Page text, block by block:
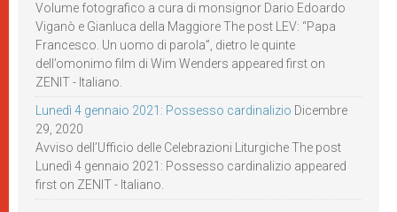
Volume fotografico a cura di monsignor Dario Edoardo
Viganò e Gianluca della Maggiore The post LEV: “Papa
Francesco. Un uomo di parola”, dietro le quinte
dell’omonimo film di Wim Wenders appeared first on
ZENIT - Italiano.
Lunedì 4 gennaio 2021: Possesso cardinalizio Dicembre
29, 2020
Avviso dell’Ufficio delle Celebrazioni Liturgiche The post
Lunedì 4 gennaio 2021: Possesso cardinalizio appeared
first on ZENIT - Italiano.